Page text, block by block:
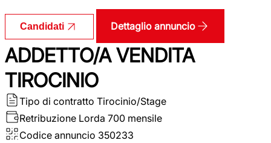
Candidati Dettaglio annuncio
ADDETTO/A VENDITA
TIROCINIO
Tipo di contratto Tirocinio/Stage
Retribuzione Lorda 700 mensile
Codice annuncio 350233